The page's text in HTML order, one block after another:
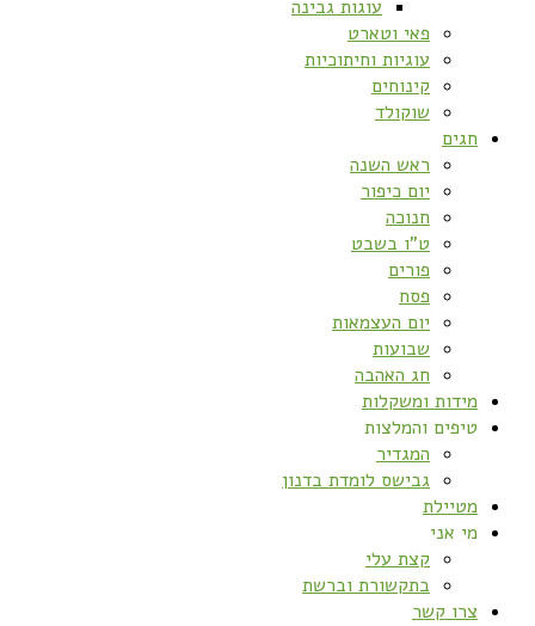
עוגות גבינה
פאי וטארט
עוגיות וחיתוכיות
קינוחים
שוקולד
חגים
ראש השנה
יום כיפור
חנוכה
ט”ו בשבט
פורים
פסח
יום העצמאות
שבועות
חג האהבה
מידות ומשקלות
טיפים והמלצות
המגדיר
גבישס לומדת בדנון
מטיילת
מי אני
קצת עלי
בתקשורת וברשת
צרו קשר